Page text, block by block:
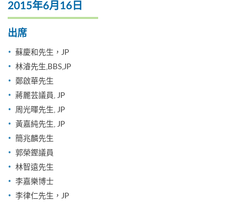
2015年6月16日
出席
蘇慶和先生，JP
林濬先生,BBS,JP
鄭啟華先生
蔣麗芸議員, JP
周光暉先生, JP
黃嘉純先生, JP
簡兆麟先生
郭榮鏗議員
林智遠先生
李嘉樂博士
李律仁先生，JP